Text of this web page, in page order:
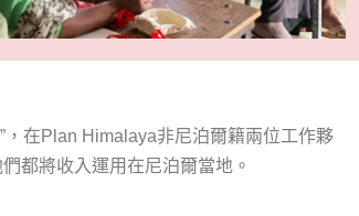
，在Plan Himalaya非尼泊爾籍兩位工作夥
都將收入運用在尼泊爾當地。